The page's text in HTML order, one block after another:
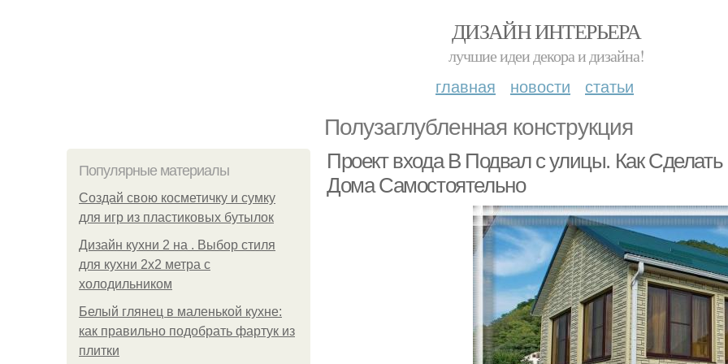
ДИЗАЙН ИНТЕРЬЕРА
лучшие идеи декора и дизайна!
главная новости статьи
Полузаглубленная конструкция
Популярные материалы
Создай свою косметичку и сумку
для игр из пластиковых бутылок
Дизайн кухни 2 на . Выбор стиля
для кухни 2х2 метра с
холодильником
Белый глянец в маленькой кухне:
как правильно подобрать фартук из
плитки
Проект входа В Подвал с улицы. Как
Дома Самостоятельно